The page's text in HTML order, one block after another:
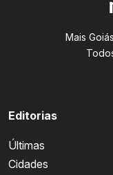
Mais
Editorias
Últimas
Cidades